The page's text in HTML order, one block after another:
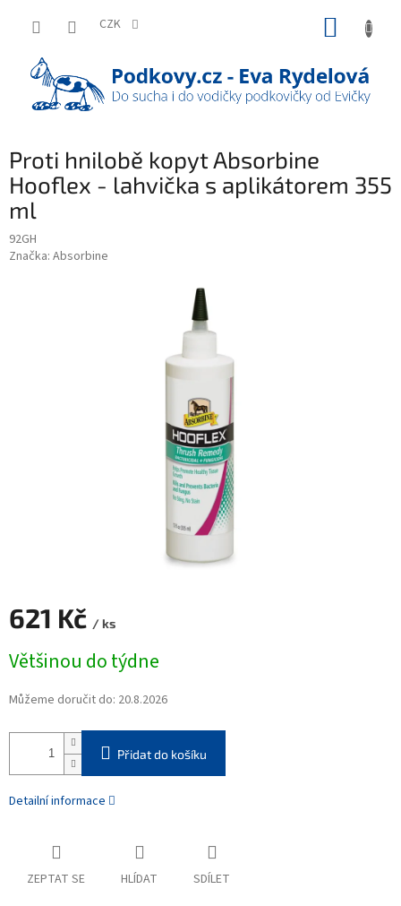
CZK
Proti hnilobě kopyt Absorbine
Hooflex - lahvička s aplikátorem 355
ml
92GH
Značka: Absorbine
621 Kč / ks
cena:
Většinou do týdne
Můžeme doručit do: 20.8.2026
Přidat do košíku
Detailní informace
ZEPTAT SE HLÍDAT SDÍLET